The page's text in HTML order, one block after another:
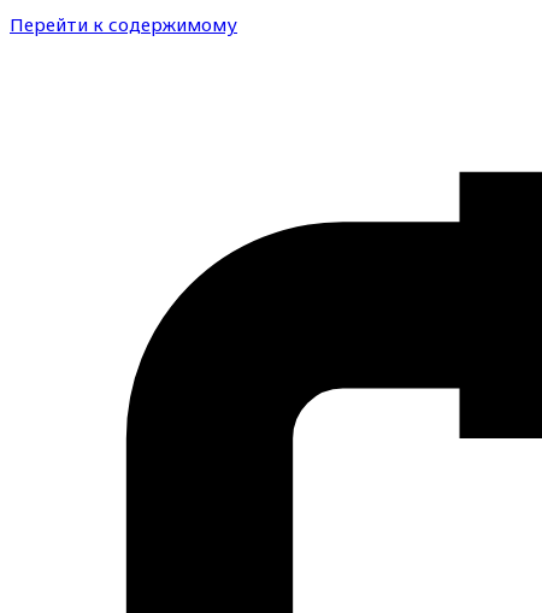
Перейти к содержимому